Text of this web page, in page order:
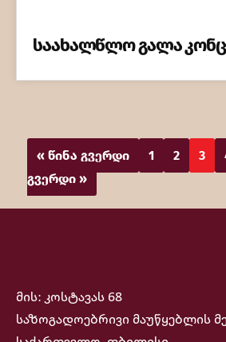
საახალწლო გალა
« წინა გვერდი 1 2 3
გვერდი »
მის: კოსტავას 68
საზოგადოებრივი მაუწყებლის